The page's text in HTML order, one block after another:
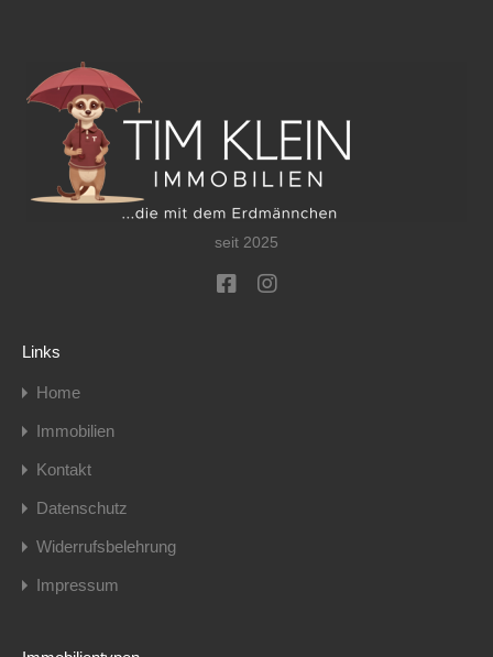
seit 2025
Links
Home
Immobilien
Kontakt
Datenschutz
Widerrufsbelehrung
Impressum